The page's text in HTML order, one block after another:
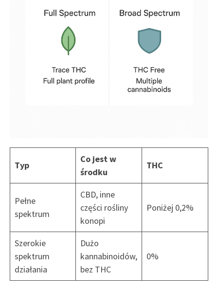
Typ
Co jest w
środku
THC
Pełne
spektrum
CBD, inne
części rośliny
konopi
Poniżej 0,2%
Szerokie
spektrum
działania
Dużo
kannabinoidów,
bez THC
0%